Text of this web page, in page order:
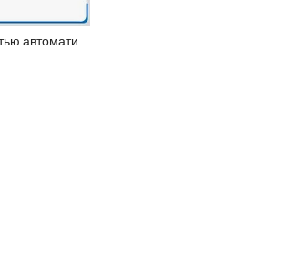
LQ-160-B4 Полностью автоматическая фронтальная машина для выдува с ручкой для ПЭТ бутылок